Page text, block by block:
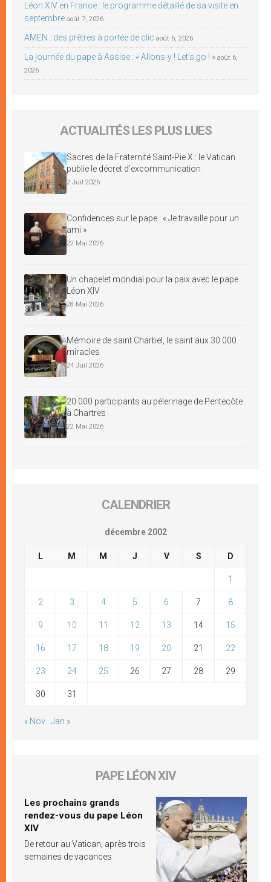
Léon XIV en France : le programme détaillé de sa visite en
septembre août 7, 2026
AMEN : des prêtres à portée de clic août 6, 2026
La journée du pape à Assise : « Allons-y ! Let’s go ! » août 6,
2026
ACTUALITÉS LES PLUS LUES
Sacres de la Fraternité Saint-Pie X : le Vatican
publie le décret d’excommunication
2 Juil 2026
Confidences sur le pape : « Je travaille pour un
ami »
22 Mai 2026
Un chapelet mondial pour la paix avec le pape
Léon XIV
28 Mai 2026
Mémoire de saint Charbel, le saint aux 30 000
miracles
24 Juil 2026
20 000 participants au pèlerinage de Pentecôte
à Chartres
22 Mai 2026
CALENDRIER
décembre 2002
L M M J V S D
1
2 3 4 5 6 7 8
9 10 11 12 13 14 15
16 17 18 19 20 21 22
23 24 25 26 27 28 29
30 31
« Nov Jan »
PAPE LÉON XIV
Les prochains grands
rendez-vous du pape Léon
XIV
De retour au Vatican, après trois
semaines de vacances